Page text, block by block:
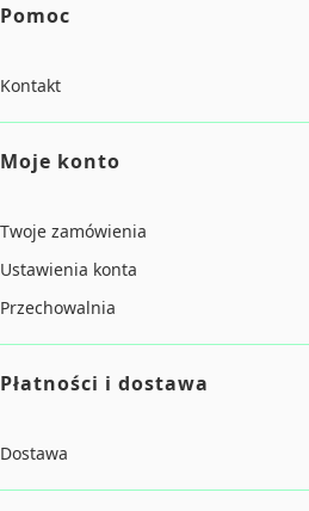
Pomoc
Kontakt
Moje konto
Twoje zamówienia
Ustawienia konta
Przechowalnia
Płatności i dostawa
Dostawa